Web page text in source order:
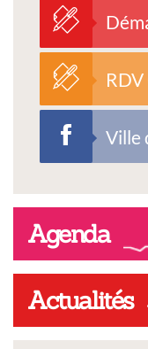
Ville
Agenda
Actualités